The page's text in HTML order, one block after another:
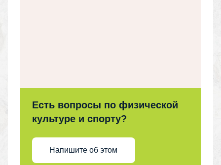
Есть вопросы по физической
культуре и спорту?
Напишите об этом